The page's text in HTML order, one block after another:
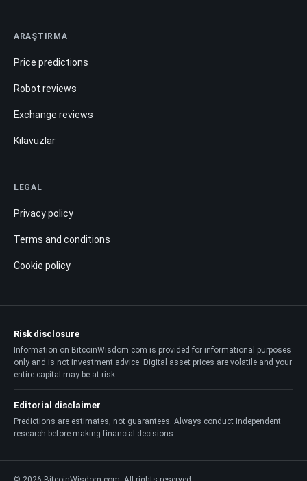
ARAŞTIRMA
Price predictions
Robot reviews
Exchange reviews
Kılavuzlar
LEGAL
Privacy policy
Terms and conditions
Cookie policy
Risk disclosure
Information on BitcoinWisdom.com is provided for informational purposes
only and is not investment advice. Digital asset prices are volatile and your
entire capital may be at risk.
Editorial disclaimer
Predictions are estimates, not guarantees. Always conduct independent
research before making financial decisions.